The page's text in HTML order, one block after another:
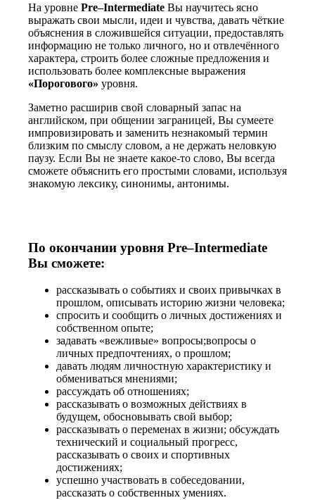
На уровне Pre–Intermediate Вы научитесь ясно
выражать свои мысли, идеи и чувства, давать чёткие
объяснения в сложившейся ситуации, предоставлять
информацию не только личного, но и отвлечённого
характера, строить более сложные предложения и
использовать более комплексные выражения
«Порогового» уровня.
Заметно расширив свой словарный запас на
английском, при общении заграницей, Вы сумеете
импровизировать и заменить незнакомый термин
близким по смыслу словом, а не держать неловкую
паузу. Если Вы не знаете какое-то слово, Вы всегда
сможете объяснить его простыми словами, используя
знакомую лексику, синонимы, антонимы.
По окончании уровня Pre–Intermediate
Вы сможете:
рассказывать о событиях и своих привычках в
прошлом, описывать историю жизни человека;
спросить и сообщить о личных достижениях и
собственном опыте;
задавать «вежливые» вопросы;вопросы о
личных предпочтениях, о прошлом;
давать людям личностную характеристику и
обмениваться мнениями;
рассуждать об отношениях;
рассказывать о возможных действиях в
будущем, обосновывать свой выбор;
рассказывать о переменах в жизни; обсуждать
технический и социальный прогресс,
рассказывать о своих и спортивных
достижениях;
успешно участвовать в собеседовании,
рассказать о собственных умениях.